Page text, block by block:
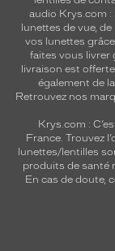
audio Krys.com :
lunettes de vue, de
vos lunettes
faites vous livrer
livraison est
également de
Retrouvez nos
Krys.com :
France. Trouvez
lunettes/lentilles
produits de santé
En cas de doute,